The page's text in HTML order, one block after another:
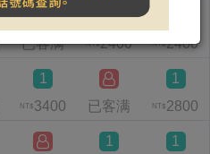
已客满
1
NT$2400 NT$2400
1
NT$ 3400 已客满
1
NT$ 2800
1 1